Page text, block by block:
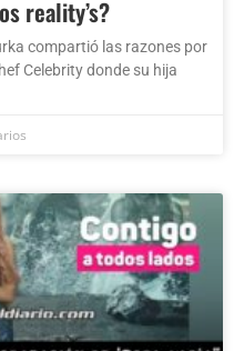
reality’s?
compartió las razones por
Celebrity donde su hija